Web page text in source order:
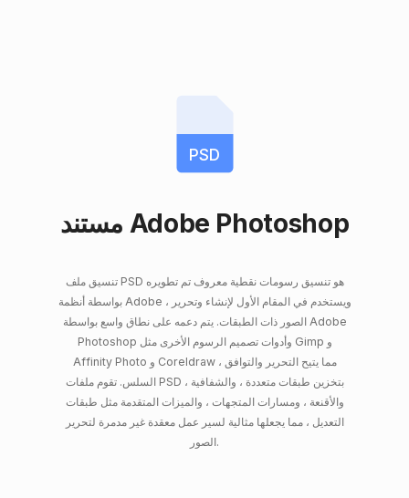
PSD
مستند Adobe Photoshop
تنسيق ملف PSD هو تنسيق رسومات نقطية معروف تم تطويره
بواسطة أنظمة Adobe ، ويستخدم في المقام الأول لإنشاء وتحرير
الصور ذات الطبقات. يتم دعمه على نطاق واسع بواسطة Adobe
Photoshop وأدوات تصميم الرسوم الأخرى مثل Gimp و
Affinity Photo و Coreldraw ، مما يتيح التحرير والتوافق
السلس. تقوم ملفات PSD بتخزين طبقات متعددة ، والشفافية ،
والأقنعة ، ومسارات المتجهات ، والميزات المتقدمة مثل طبقات
التعديل ، مما يجعلها مثالية لسير عمل معقدة غير مدمرة لتحرير
الصور.